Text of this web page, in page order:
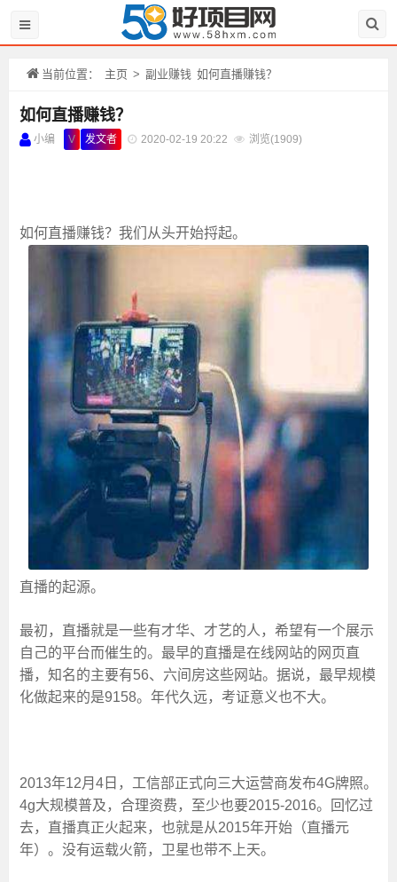
当前位置： 主页 > 副业赚钱 如何直播赚钱？
如何直播赚钱？
小编 V 发文者 2020-02-19 20:22 浏览(1909)
如何直播赚钱？我们从头开始捋起。
直播的起源。
最初，直播就是一些有才华、才艺的人，希望有一个展示
自己的平台而催生的。最早的直播是在线网站的网页直
播，知名的主要有56、六间房这些网站。据说，最早规模
化做起来的是9158。年代久远，考证意义也不大。
2013年12月4日，工信部正式向三大运营商发布4G牌照。
4g大规模普及，合理资费，至少也要2015-2016。回忆过
去，直播真正火起来，也就是从2015年开始（直播元
年）。没有运载火箭，卫星也带不上天。